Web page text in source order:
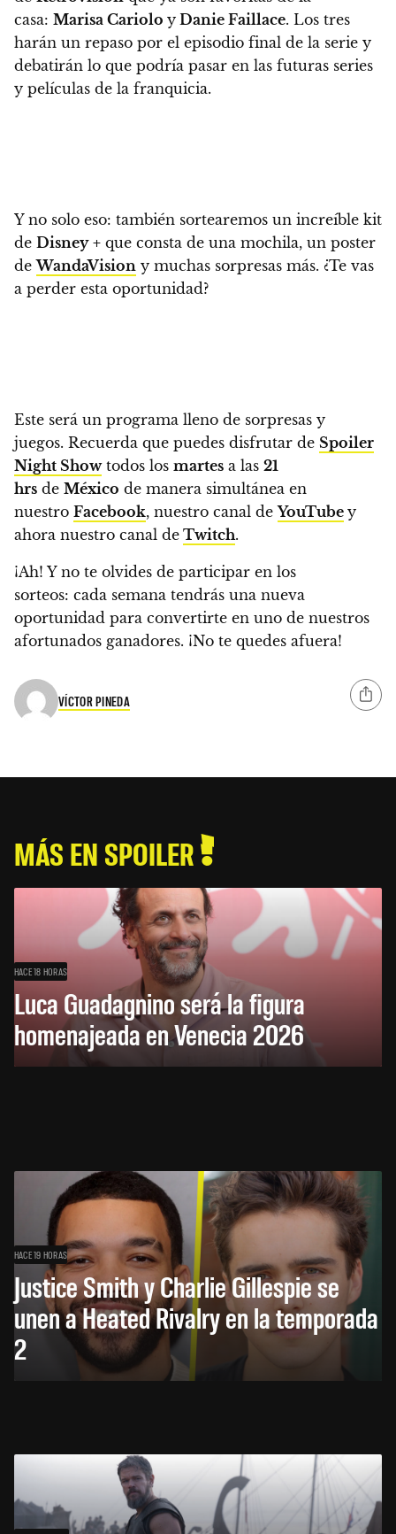
casa: Marisa Cariolo y Danie Faillace. Los tres
harán un repaso por el episodio final de la serie y
debatirán lo que podría pasar en las futuras series
y películas de la franquicia.
Y no solo eso: también sortearemos un increíble kit
de Disney + que consta de una mochila, un poster
deWandaVision y muchas sorpresas más. ¿Te vas
a perder esta oportunidad?
Este será un programa lleno de sorpresas y
juegos. Recuerda que puedes disfrutar de Spoiler
Night Showtodos los martes a las 21
hrs de México de manera simultánea en
nuestro Facebook, nuestro canal deYouTube y
ahora nuestro canal de Twitch.
¡Ah! Y no te olvides de participar en los
sorteos: cada semana tendrás una nueva
oportunidad para convertirte en uno de nuestros
afortunados ganadores. ¡No te quedes afuera!
VÍCTOR PINEDA
MÁS EN SPOILER
HACE 18 HORAS
Luca Guadagnino será la figura
homenajeada en Venecia 2026
HACE 19 HORAS
Justice Smith y Charlie Gillespie se
unen a Heated Rivalry en la temporada
2